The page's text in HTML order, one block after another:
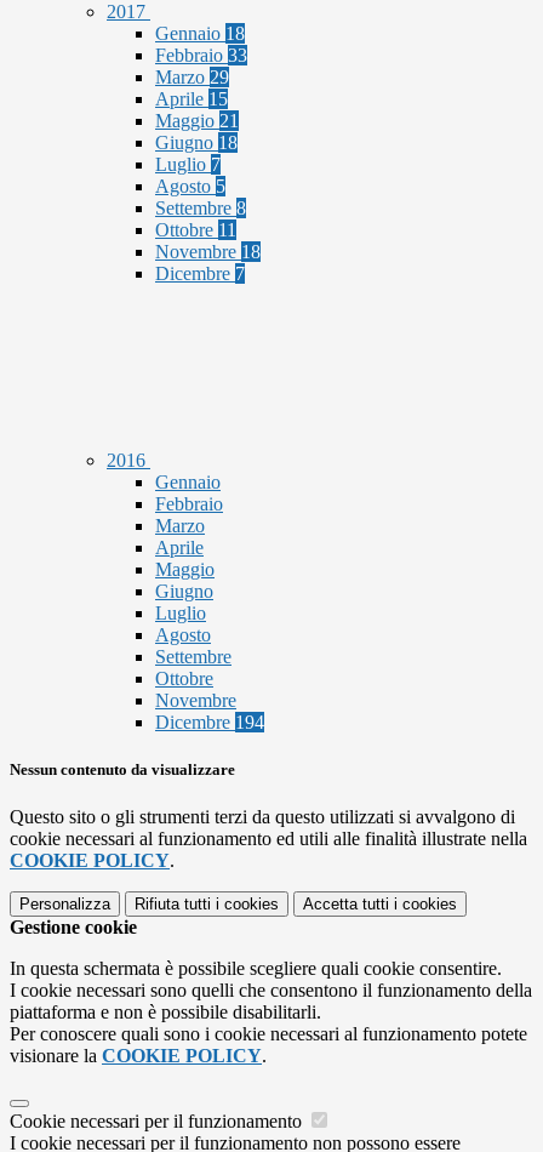
2017
Gennaio 18
Febbraio 33
Marzo 29
Aprile 15
Maggio 21
Giugno 18
Luglio 7
Agosto 5
Settembre 8
Ottobre 11
Novembre 18
Dicembre 7
2016
Gennaio
Febbraio
Marzo
Aprile
Maggio
Giugno
Luglio
Agosto
Settembre
Ottobre
Novembre
Dicembre 194
Nessun contenuto da visualizzare
Questo sito o gli strumenti terzi da questo utilizzati si avvalgono di
cookie necessari al funzionamento ed utili alle finalità illustrate nella
COOKIE POLICY.
Personalizza Rifiuta tutti i cookies Accetta tutti i cookies
Gestione cookie
In questa schermata è possibile scegliere quali cookie consentire.
I cookie necessari sono quelli che consentono il funzionamento della
piattaforma e non è possibile disabilitarli.
Per conoscere quali sono i cookie necessari al funzionamento potete
visionare la COOKIE POLICY.
Cookie necessari per il funzionamento
I cookie necessari per il funzionamento non possono essere